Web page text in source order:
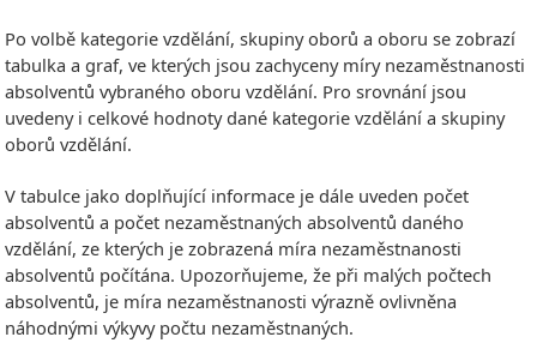
Po volbě kategorie vzdělání, skupiny oborů a oboru se zobrazí
tabulka a graf, ve kterých jsou zachyceny míry nezaměstnanosti
absolventů vybraného oboru vzdělání. Pro srovnání jsou
uvedeny i celkové hodnoty dané kategorie vzdělání a skupiny
oborů vzdělání.
V tabulce jako doplňující informace je dále uveden počet
absolventů a počet nezaměstnaných absolventů daného
vzdělání, ze kterých je zobrazená míra nezaměstnanosti
absolventů počítána. Upozorňujeme, že při malých počtech
absolventů, je míra nezaměstnanosti výrazně ovlivněna
náhodnými výkyvy počtu nezaměstnaných.